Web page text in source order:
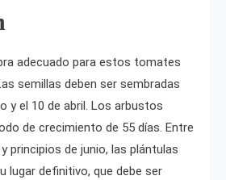
adecuado para estos tomates
semillas deben ser sembradas
y el 10 de abril. Los arbustos
de crecimiento de 55 días. Entre
principios de junio, las plántulas
lugar definitivo, que debe ser